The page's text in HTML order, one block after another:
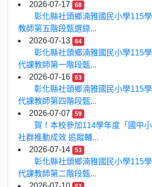
2026-07-17
68
彰化縣社頭鄉湳雅國民小學115
教師第五階段甄選錄...
2026-07-13
64
彰化縣社頭鄉湳雅國民小學115
代課教師第一階段甄...
2026-07-16
63
彰化縣社頭鄉湳雅國民小學115
代課教師第四階段甄...
2026-07-07
59
賀！本校參加114學年度「國中
社群推動成效 追蹤輔...
2026-07-14
53
彰化縣社頭鄉湳雅國民小學115
代課教師第二階段甄...